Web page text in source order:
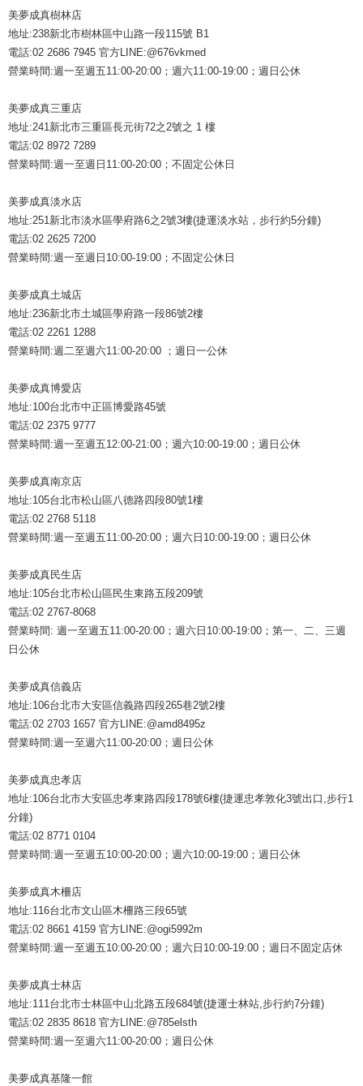
美夢成真樹林店
地址:238新北市樹林區中山路一段115號 B1
電話:02 2686 7945 官方LINE:@676vkmed
營業時間:週一至週五11:00-20:00；週六11:00-19:00；週日公休
美夢成真三重店
地址:241新北市三重區長元街72之2號之 1 樓
電話:02 8972 7289
營業時間:週一至週日11:00-20:00；不固定公休日
美夢成真淡水店
地址:251新北市淡水區學府路6之2號3樓(捷運淡水站，步行約5分鐘)
電話:02 2625 7200
營業時間:週一至週日10:00-19:00；不固定公休日
美夢成真土城店
地址:236新北市土城區學府路一段86號2樓
電話:02 2261 1288
營業時間:週二至週六11:00-20:00 ；週日一公休
美夢成真博愛店
地址:100台北市中正區博愛路45號
電話:02 2375 9777
營業時間:週一至週五12:00-21:00；週六10:00-19:00；週日公休
美夢成真南京店
地址:105台北市松山區八德路四段80號1樓
電話:02 2768 5118
營業時間:週一至週五11:00-20:00；週六日10:00-19:00；週日公休
美夢成真民生店
地址:105台北市松山區民生東路五段209號
電話:02 2767-8068
營業時間: 週一至週五11:00-20:00；週六日10:00-19:00；第一、二、三週
日公休
美夢成真信義店
地址:106台北市大安區信義路四段265巷2號2樓
電話:02 2703 1657 官方LINE:@amd8495z
營業時間:週一至週六11:00-20:00；週日公休
美夢成真忠孝店
地址:106台北市大安區忠孝東路四段178號6樓(捷運忠孝敦化3號出口,步行1
分鐘)
電話:02 8771 0104
營業時間:週一至週五10:00-20:00；週六10:00-19:00；週日公休
美夢成真木柵店
地址:116台北市文山區木柵路三段65號
電話:02 8661 4159 官方LINE:@ogi5992m
營業時間:週一至週五10:00-20:00；週六日10:00-19:00；週日不固定店休
美夢成真士林店
地址:111台北市士林區中山北路五段684號(捷運士林站,步行約7分鐘)
電話:02 2835 8618 官方LINE:@785elsth
營業時間:週一至週六11:00-20:00；週日公休
美夢成真基隆一館